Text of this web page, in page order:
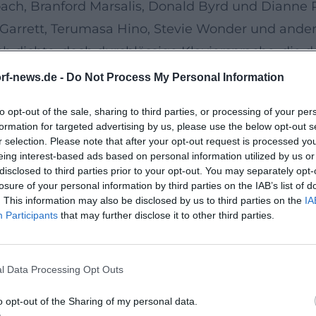
news.de - Do Not Process My Personal Information
opt-out of the sale, sharing to third parties, or processing of your
for targeted advertising by us, please use the below opt-out
selection. Please note that after your opt-out request is processed
interest-based ads based on personal information utilized by us
to third parties prior to your opt-out. You may separately
of your personal information by third parties on the IAB’s list of
This information may also be disclosed by us to third parties on the
Participants that may further disclose it to other third parties.
Data Processing Opt Outs
opt-out of the Sharing of my personal data.
Branford Marsalis, Donald Byrd und
Terumasa Hino, Stevie Wonder und
dichte, doch durchlässige Klaviersprache, die
selbstverständlich integriert. Quellen
der 1990er und 2000er Jahre.
Cindy Blackman
(Trance Dance, 1990) und Projekte mit
der Klangbalance und Dramaturgie eines
Ende der 1990er prägte er Cindy
als Pianist und Keyboarder, der
Kontext entstanden später Someday…
glänzt, sondern auch als Komponist
Musiker: klanglich variabel, kompositorisch